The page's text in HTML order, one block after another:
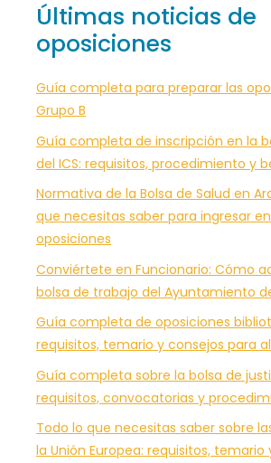
Últimas noticias de
oposiciones
Guía completa para preparar las
Grupo B
Guía completa de inscripción en la
del ICS: requisitos, procedimiento y
Normativa de la Bolsa de Salud en
que necesitas saber para ingresar
oposiciones
Conviértete en Funcionario: Cómo
bolsa de trabajo del Ayuntamiento
Guía completa de oposiciones
requisitos, temario y consejos para
Guía completa sobre la bolsa de
requisitos, convocatorias y
Todo lo que necesitas saber sobre
la Unión Europea: requisitos, temario